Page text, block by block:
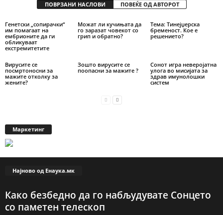
ПОВРЗАНИ НАСЛОВИ ПОВЕЌЕ ОД АВТОРОТ
Генетски „сопирачки“
им помагаат на
ембрионите да ги
обликуваат
екстремитетите
Можат ли кучињата да
го заразат човекот со
грип и обратно?
Тема: Тинејџерска
бременост. Кое е
решението?
Вирусите се
посмртоносни за
мажите отколку за
жените?
Зошто вирусите се
поопасни за мажите ?
Сонот игра неверојатна
улога во мисијата за
здрав имунолошки
систем
Маркетинг
Најново од Енаука.мк
Како безбедно да го набљудувате Сонцето
со паметен телескоп